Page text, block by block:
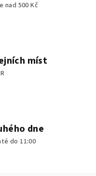
nad 500 Kč
míst
dne
do 11:00